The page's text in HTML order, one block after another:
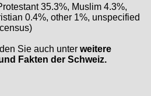
35.3%, Muslim 4.3%,
0.4%, other 1%, unspecified
Sie auch unter weitere
Fakten der Schweiz.